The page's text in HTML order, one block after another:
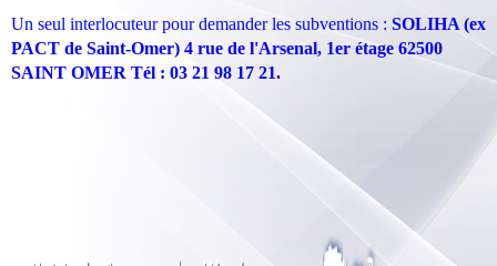
Un seul interlocuteur pour demander les subventions : SOLIHA (ex
PACT de Saint-Omer) 4 rue de l'Arsenal, 1er étage 62500
SAINT OMER Tél : 03 21 98 17 21.